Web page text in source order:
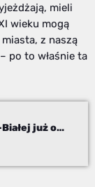
mieli
wieku mogą
z naszą
po to właśnie ta
Nowe serce turystyki w Bielsku-Białej już otwarte